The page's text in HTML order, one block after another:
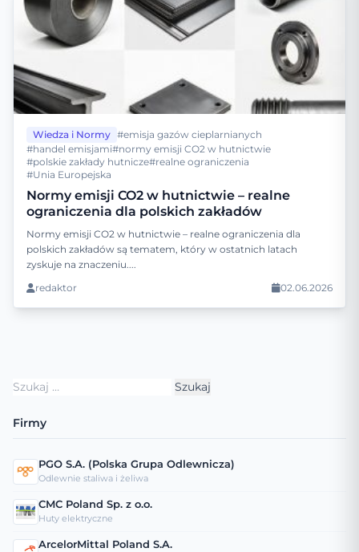
Wiedza i Normy #emisja gazów cieplarnianych
#handel emisjami#normy emisji CO2 w hutnictwie
#polskie zakłady hutnicze#realne ograniczenia
#Unia Europejska
Normy emisji CO2 w hutnictwie – realne
ograniczenia dla polskich zakładów
Normy emisji CO2 w hutnictwie – realne ograniczenia dla
polskich zakładów są tematem, który w ostatnich latach
zyskuje na znaczeniu....
redaktor
02.06.2026
Szukaj:
Firmy
PGO S.A. (Polska Grupa Odlewnicza)
Odlewnie staliwa i żeliwa
CMC Poland Sp. z o.o.
Huty elektryczne
ArcelorMittal Poland S.A.